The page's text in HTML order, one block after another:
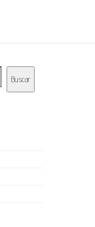
Buscar